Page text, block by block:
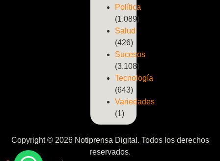
Política
(1.089)
Salud
(426)
Sucesos
(3.108)
Tecnología
(643)
Variedades
(1)
Copyright © 2026 Notiprensa Digital. Todos los derechos
reservados.